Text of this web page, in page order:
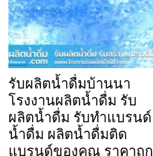
รับผลิตน้ำดื่มบ้านนา
โรงงานผลิตน้ำดื่ม รับ
ผลิตน้ำดื่ม รับทำแบรนด์
น้ำดื่ม ผลิตน้ำดื่มติด
แบรนด์ของคุณ ราคาถูก